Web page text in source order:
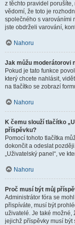
z těchto pravidel
vědomí, že toto je
společného s varováními
jste obdrželi varování,
Nahoru
Jak můžu moderátorovi
Pokud je tato funkce
který chcete nahlásit,
na tlačítko se zobrazí
Nahoru
K čemu slouží tlačítko
příspěvku?
Pomocí tohoto tlačítka
dokončit a odeslat
„Uživatelský panel“, ve
Nahoru
Proč musí být můj
Administrátor fóra se
přispíváte, musí být
uživatelé. Je také možné,
jejichž příspěvky musí být